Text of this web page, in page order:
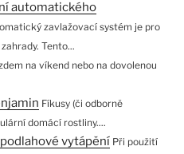
automatického
zavlažovací systém je pro
Tento...
na víkend nebo na dovolenou
Fíkusy (či odborně
domácí rostliny....
vytápění Při použití